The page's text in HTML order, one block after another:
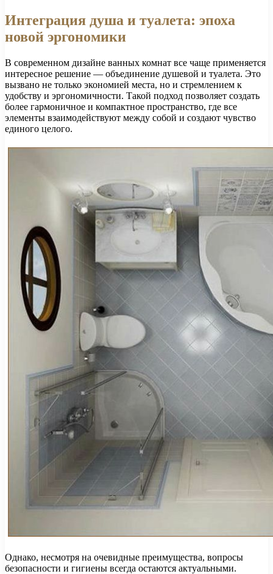
Интеграция душа и туалета: эпоха
новой эргономики
В современном дизайне ванных комнат все чаще применяется
интересное решение — объединение душевой и туалета. Это
вызвано не только экономией места, но и стремлением к
удобству и эргономичности. Такой подход позволяет создать
более гармоничное и компактное пространство, где все
элементы взаимодействуют между собой и создают чувство
единого целого.
Однако, несмотря на очевидные преимущества, вопросы
безопасности и гигиены всегда остаются актуальными.